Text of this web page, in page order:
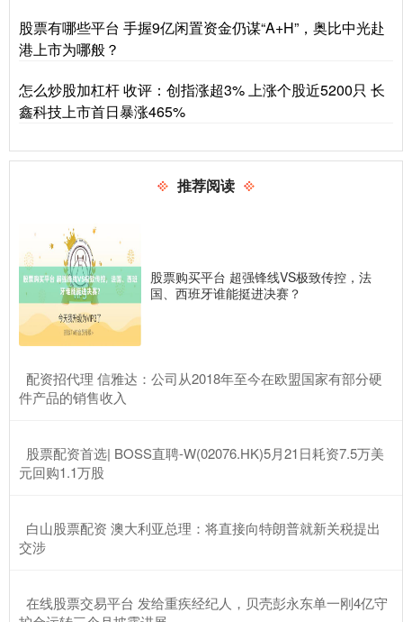
股票有哪些平台 手握9亿闲置资金仍谋“A+H”，奥比中光赴
港上市为哪般？
怎么炒股加杠杆 收评：创指涨超3% 上涨个股近5200只 长
鑫科技上市首日暴涨465%
推荐阅读
股票购买平台 超强锋线VS极致传控，法
国、西班牙谁能挺进决赛？
​配资招代理 信雅达：公司从2018年至今在欧盟国家有部分硬
件产品的销售收入
​股票配资首选| BOSS直聘-W(02076.HK)5月21日耗资7.5万美
元回购1.1万股
​白山股票配资 澳大利亚总理：将直接向特朗普就新关税提出
交涉
​在线股票交易平台 发给重疾经纪人，贝壳彭永东单一刚4亿守